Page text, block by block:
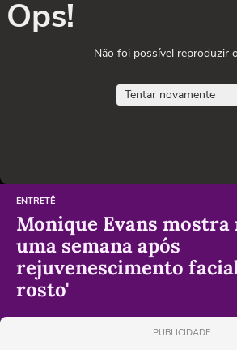
Ops!
Não foi possível reproduzir
Tentar novamente
ENTRETÊ
Monique Evans
uma semana após
rejuvenescimento
rosto'
PUBLICIDADE